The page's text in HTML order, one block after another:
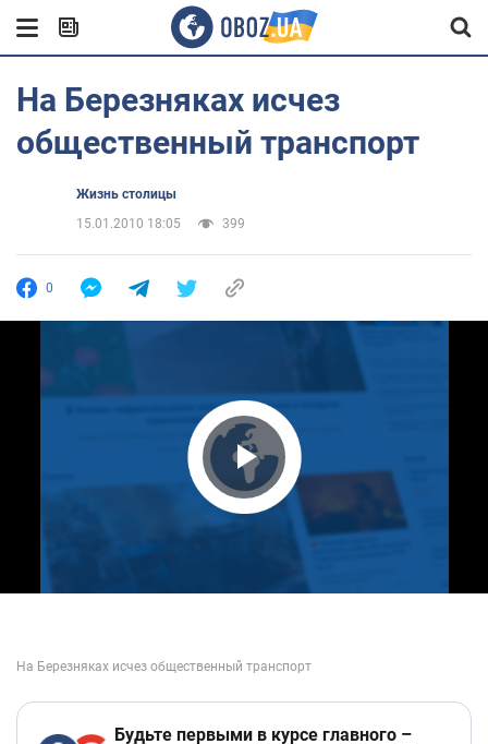
На Березняках исчез
общественный транспорт
Жизнь столицы
15.01.2010 18:05
399
0
Play Video
Будьте первыми в курсе главного –